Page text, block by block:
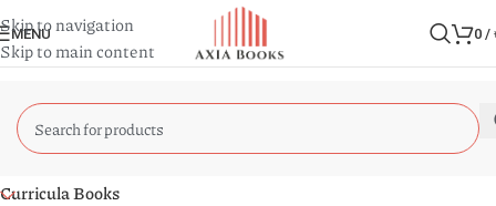
Skip to navigation
Skip to main content
MENU 0 /
Curricula Books